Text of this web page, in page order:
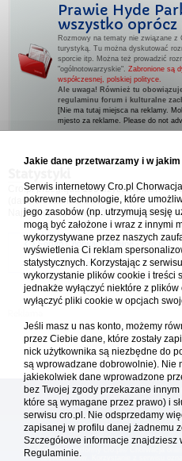
Prawie Hyde
wszystko
Rozmowy na tematy nie związane z
turystyką. Tu można dyskutować
sporcie itp. Można też prowadzić
"ogólnotowarzyskie". Zabronione są
współczesnej, polskiej polityce.
Ale uwaga! Również tu
regulaminu forum i kulturalne
[Nie ma tutaj miejsca na reklamy.
mjesto za reklame. Please do not
Cro.pl przegląda199użytkowników :: 7
(dane z ostatnich 3 minut)
Najwięcej użytkowników online ( 5542)
Forum Chorwacja Online - Cro.pl
Usuń ciasteczka• Strefa
Platforma cro.pl© Chorwacja online™
gromadzą na Twoim komputerze dane
Redakcja platformy cro.pl© Chorwacja
użytkowników. Korzystanie z serwisu
Jakie dane przetwarzamy i w
Serwis internetowy Cro.pl
pokrewne technologie, które
jego zasobów (np. utrzymują sesję
mogą być założone i wraz z innymi
wykorzystywane przez naszych
wyświetlenia Ci reklam
statystycznych. Korzystając z
wykorzystanie plików cookie i treści
jednakże wyłączyć niektóre z
wyłączyć pliki cookie w opcjach
Jeśli masz u nas konto, możemy
przez Ciebie dane, które zostały
nick użytkownika są niezbędne do
są wprowadzane dobrowolnie). Nie
jakiekolwiek dane wprowadzone
bez Twojej zgody przekazane
które są wymagane przez prawo) i
serwisu cro.pl. Nie odsprzedamy
zapisanej w profilu danej żadnemu
Szczegółowe informacje znajdziesz
Regulaminie.